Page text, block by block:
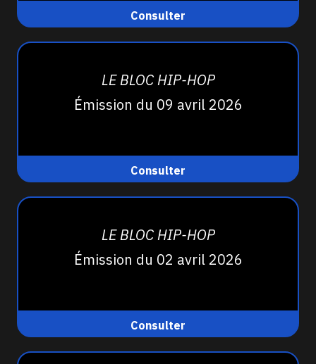
Consulter
LE BLOC HIP-HOP
Émission du 09 avril 2026
Consulter
LE BLOC HIP-HOP
Émission du 02 avril 2026
Consulter